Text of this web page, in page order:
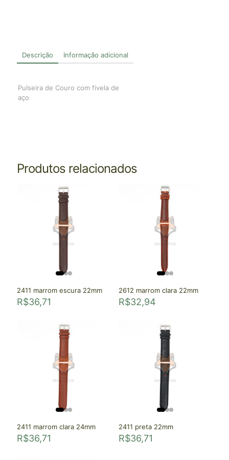
Descrição Informação adicional
Pulseira de Couro com fivela de
aço
Produtos relacionados
2411 marrom escura 22mm
R$36,71
2612 marrom clara 22mm
R$32,94
2411 marrom clara 24mm
R$36,71
2411 preta 22mm
R$36,71